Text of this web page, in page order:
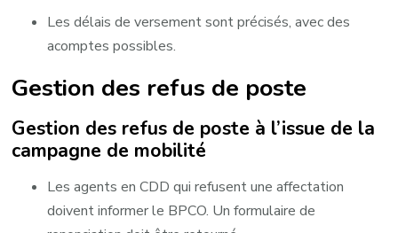
Les délais de versement sont précisés, avec des
acomptes possibles.
Gestion des refus de poste
Gestion des refus de poste à l’issue de la
campagne de mobilité
Les agents en CDD qui refusent une affectation
doivent informer le BPCO. Un formulaire de